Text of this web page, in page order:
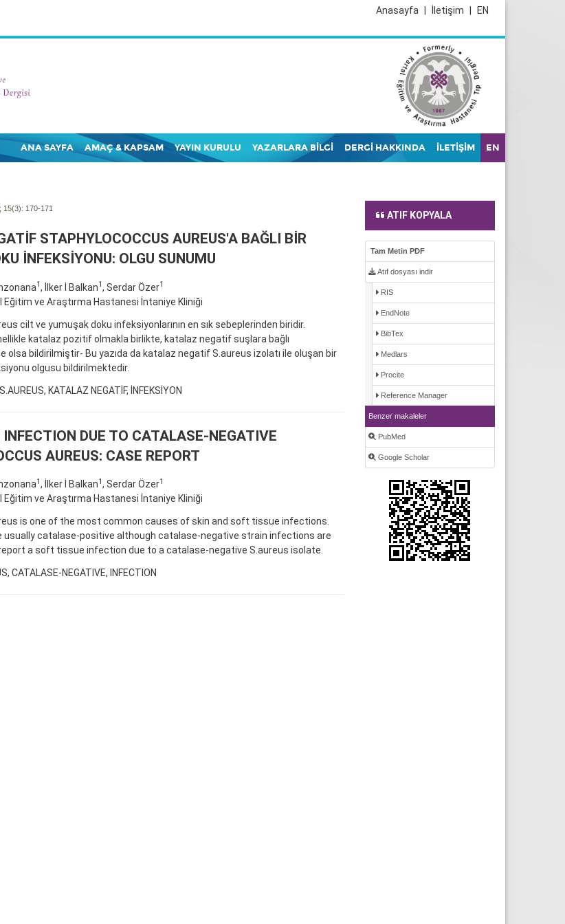
EN
İletişim
Anasayfa
ANA SAYFA AMAÇ & KAPSAM YAYIN KURULU YAZARLARA BİLGİ DERGİ HAKKINDA İLETİŞİM EN
15(3): 170-171
STAPHYLOCOCCUS AUREUS'A BAĞLI BİR
İNFEKSİYONU: OLGU SUNUMU
1 , İlker İ Balkan1 , Serdar Özer1
Eğitim ve Araştırma Hastanesi İntaniye Kliniği
cilt ve yumuşak doku infeksiyonlarının en sık sebeplerinden biridir.
katalaz pozitif olmakla birlikte, katalaz negatif suşlara bağlı
olsa bildirilmiştir- Bu yazıda da katalaz negatif S.aureus izolatı ile oluşan bir
olgusu bildirilmektedir.
S.AUREUS, KATALAZ NEGATİF, İNFEKSİYON
DUE TO CATALASE-NEGATIVE
AUREUS: CASE REPORT
1, İlker İ Balkan1, Serdar Özer1
Eğitim ve Araştırma Hastanesi İntaniye Kliniği
is one of the most common causes of skin and soft tissue infections.
usually catalase-positive although catalase-negative strain infections are
a soft tissue infection due to a catalase-negative S.aureus isolate.
CATALASE-NEGATIVE, INFECTION
ATIF KOPYALA
Tam Metin PDF
Atıf dosyası indir
RIS
EndNote
BibTex
Medlars
Procite
Reference Manager
Benzer makaleler
PubMed
Google Scholar